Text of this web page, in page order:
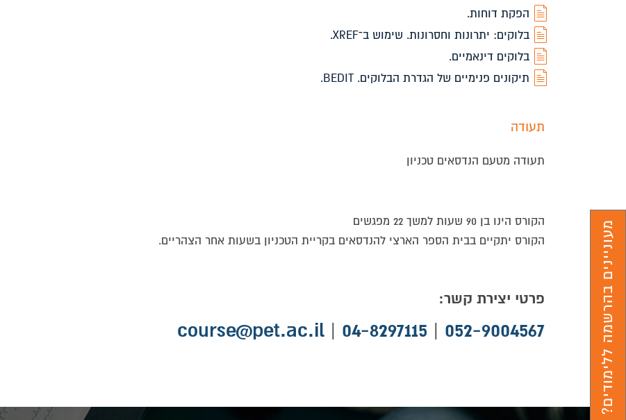
הפקת דוחות.
בלוקים: יתרונות וחסרונות. שימוש ב־XREF.
בלוקים דינאמיים.
תיקונים פנימיים של הגדרת הבלוקים. BEDIT.
תעודה
תעודה מטעם הנדסאים טכניון
הקורס הינו בן 90 שעות למשך 22 מפגשים
הקורס יתקיים בבית הספר הארצי להנדסאים בקריית הטכניון בשעות אחר הצהריים.
פרטי יצירת קשר:
course@pet.ac.il | 04-8297115 | 052-9004567 מעוניינים בהרשמה ללימודים?